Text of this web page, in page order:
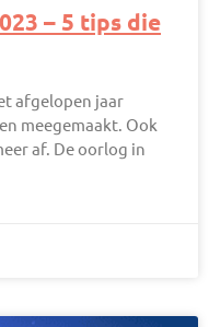
– 5 tips die
afgelopen jaar
meegemaakt. Ook
af. De oorlog in